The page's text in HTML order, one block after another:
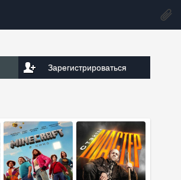
Зарегистрироваться